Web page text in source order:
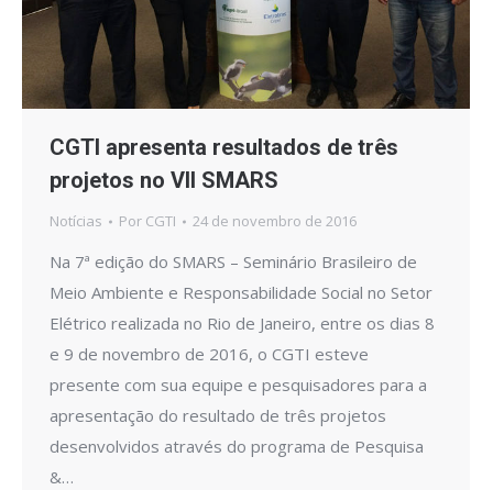
CGTI apresenta resultados de três
projetos no VII SMARS
Notícias Por CGTI 24 de novembro de 2016
Na 7ª edição do SMARS – Seminário Brasileiro de
Meio Ambiente e Responsabilidade Social no Setor
Elétrico realizada no Rio de Janeiro, entre os dias 8
e 9 de novembro de 2016, o CGTI esteve
presente com sua equipe e pesquisadores para a
apresentação do resultado de três projetos
desenvolvidos através do programa de Pesquisa
&…